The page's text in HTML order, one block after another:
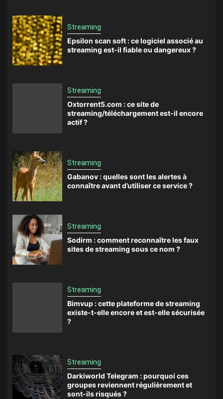
Streaming
Epsilon scan soft : ce logiciel associé au
streaming est-il fiable ou dangereux ?
Streaming
Oxtorrent5.com : ce site de
streaming/téléchargement est-il encore
actif ?
Streaming
Gabanov : quelles sont les alertes à
connaître avant d’utiliser ce service ?
Streaming
Sodirm : comment reconnaître les faux
sites de streaming sous ce nom ?
Streaming
Bimvup : cette plateforme de streaming
existe-t-elle encore et est-elle sécurisée
?
Streaming
Darkiworld Telegram : pourquoi ces
groupes reviennent régulièrement et
sont-ils risqués ?